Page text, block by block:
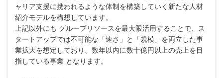
ャリア支援に携われるような体制を構築していく新たな人材
紹介モデルを構想しています。
上記以外にも グループリソースを最大限活用することで、ス
タートアップでは不可能な「速さ」と「規模」を両立した事
業拡大を想定しており、数年以内に数十億円以上の売上を目
指している事業 となります。